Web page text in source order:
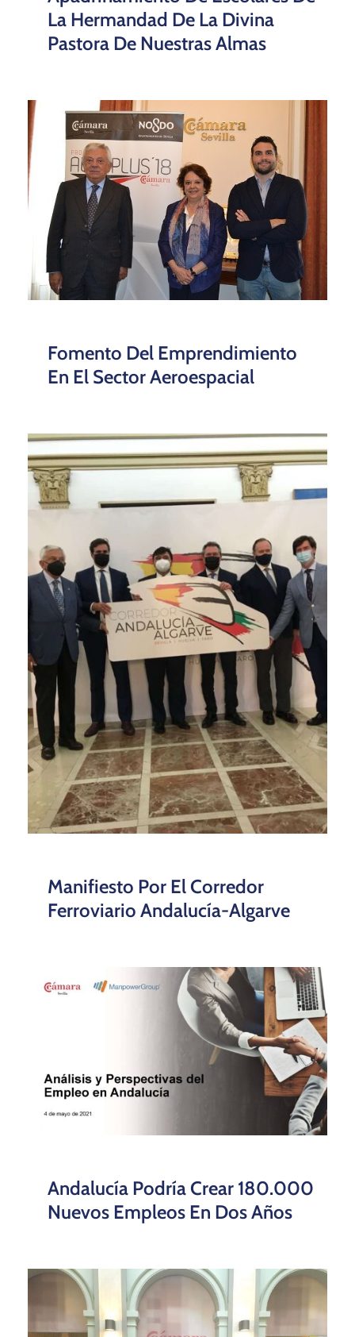
La Hermandad De La Divina
Pastora De Nuestras Almas
Fomento Del Emprendimiento
En El Sector Aeroespacial
Manifiesto Por El Corredor
Ferroviario Andalucía-Algarve
Andalucía Podría Crear 180.000
Nuevos Empleos En Dos Años